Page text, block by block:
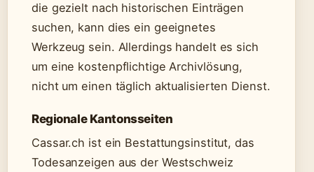
die gezielt nach historischen Einträgen
suchen, kann dies ein geeignetes
Werkzeug sein. Allerdings handelt es sich
um eine kostenpflichtige Archivlösung,
nicht um einen täglich aktualisierten Dienst.
Regionale Kantonsseiten
Cassar.ch ist ein Bestattungsinstitut, das
Todesanzeigen aus der Westschweiz